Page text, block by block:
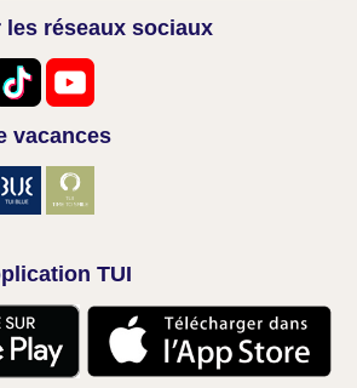
réseaux sociaux
vacances
TUI